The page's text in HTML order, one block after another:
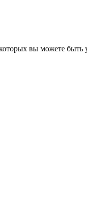
вы можете быть